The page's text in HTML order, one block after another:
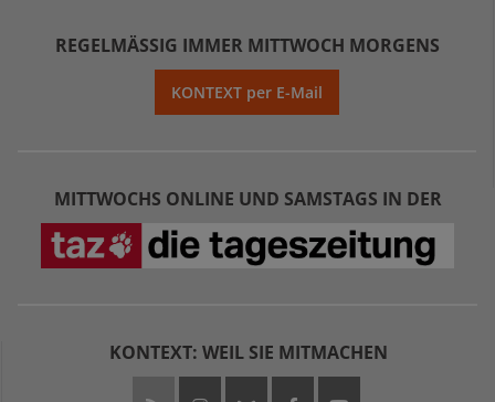
REGELMÄSSIG IMMER MITTWOCH MORGENS
KONTEXT per E-Mail
MITTWOCHS ONLINE UND SAMSTAGS IN DER
KONTEXT: WEIL SIE MITMACHEN